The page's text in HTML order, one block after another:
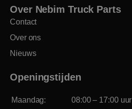
Over Nebim Truck Parts
Contact
Over ons
Nieuws
Openingstijden
Maandag:
08:00 – 17:00 uur